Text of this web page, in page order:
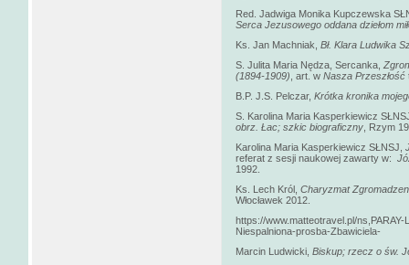
Red. Jadwiga Monika Kupczewska
Serca Jezusowego oddana dziełom
Ks. Jan Machniak, Bł. Klara Ludwika
S. Julita Maria Nędza, Sercanka,
(1894-1909) , art. w Nasza Przeszłość
B.P. J.S. Pelczar, Krótka kronika
S. Karolina Maria Kasperkiewicz
obrz. Łac; szkic biograficzny , Rzym
Karolina Maria Kasperkiewicz SŁNSJ,
referat z sesji naukowej zawarty w:
1992.
Ks. Lech Król, Charyzmat
Włocławek 2012.
https://www.matteotravel.pl/
Niespalniona-prosba-Zbawiciela-
Marcin Ludwicki, Biskup; rzecz o św.